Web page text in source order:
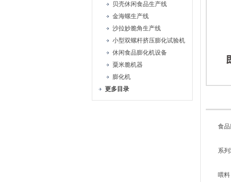
贝壳休闲食品生产线
金海螺生产线
沙拉妙脆角生产线
小型双螺杆挤压膨化试验机
休闲食品膨化机设备
粟米脆机器
膨化机
更多目录
食品膨
系列双
喂料，